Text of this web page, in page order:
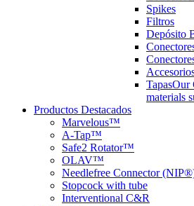
Spikes
Filtros
Depósito
TapasOur
materials
Productos Destacados
Marvelous™
A-Tap™
Safe2 Rotator™
OLAV™
Needlefree Connector
Stopcock with tube
Interventional C&R